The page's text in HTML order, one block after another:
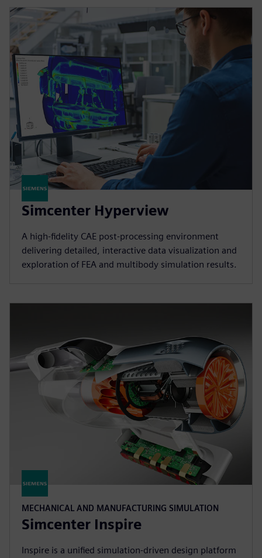
Simcenter Hyperview
A high‑fidelity CAE post‑processing environment
delivering detailed, interactive data visualization and
exploration of FEA and multibody simulation results.
MECHANICAL AND MANUFACTURING SIMULATION
Simcenter Inspire
Inspire is a unified simulation-driven design platform